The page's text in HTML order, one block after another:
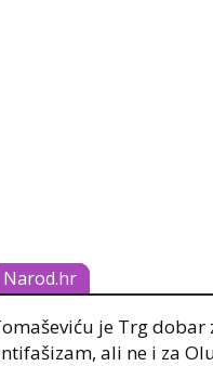
Narod.hr
je Trg dobar
ali ne i za